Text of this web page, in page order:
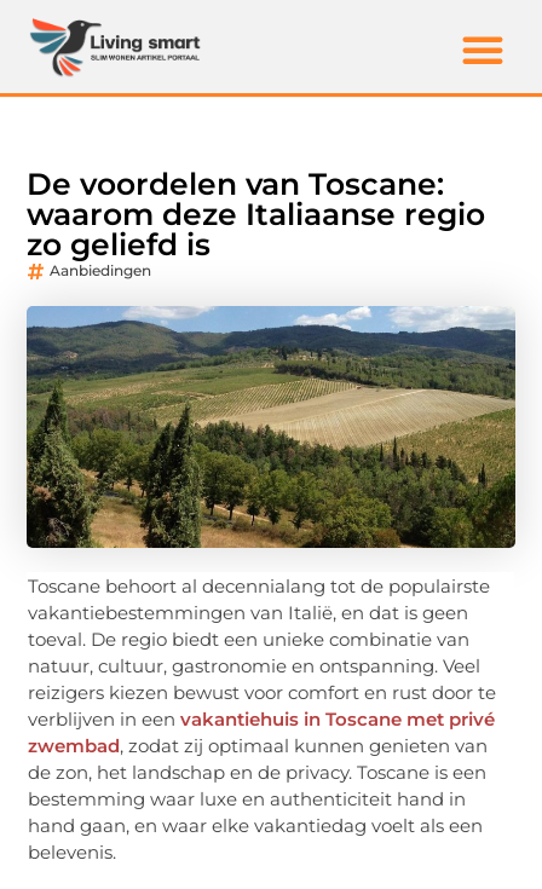
De voordelen van Toscane:
waarom deze Italiaanse regio
zo geliefd is
Aanbiedingen
Toscane behoort al decennialang tot de populairste
vakantiebestemmingen van Italië, en dat is geen
toeval. De regio biedt een unieke combinatie van
natuur, cultuur, gastronomie en ontspanning. Veel
reizigers kiezen bewust voor comfort en rust door te
verblijven in eenvakantiehuis in Toscane met privé
zwembad, zodat zij optimaal kunnen genieten van
de zon, het landschap en de privacy. Toscane is een
bestemming waar luxe en authenticiteit hand in
hand gaan, en waar elke vakantiedag voelt als een
belevenis.